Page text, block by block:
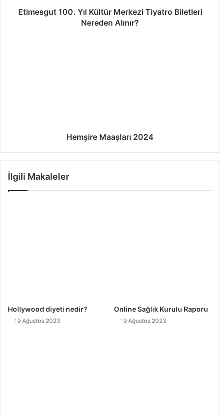
Etimesgut 100. Yıl Kültür Merkezi Tiyatro Biletleri
Nereden Alınır?
Hemşire Maaşları 2024
İlgili Makaleler
Hollywood diyeti nedir?
19 Ağustos 2023
Online Sağlık Kurulu Raporu
19 Ağustos 2023